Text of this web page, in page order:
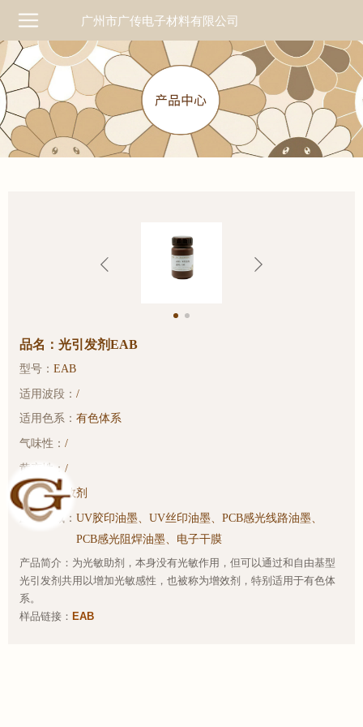
广州市广传电子材料有限公司
品名：光引发剂EAB
型号：EAB
适用波段：/
适用色系：有色体系
气味性：/
黄变性：/
特性：增效剂
应用领域：UV胶印油墨、UV丝印油墨、PCB感光线路油墨、
PCB感光阻焊油墨、电子干膜
产品简介：为光敏助剂，本身没有光敏作用，但可以通过和自由基型
光引发剂共用以增加光敏感性，也被称为增效剂，特别适用于有色体
系。
样品链接：EAB